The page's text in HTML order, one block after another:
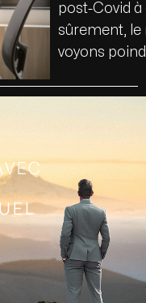
post-Covid
sûrement, le
voyons